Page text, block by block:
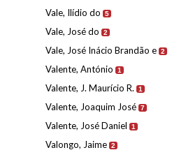
Vale, Ilídio do 5
Vale, José do 2
Vale, José Inácio Brandão e 2
Valente, António 1
Valente, J. Maurício R. 1
Valente, Joaquim José 7
Valente, José Daniel 1
Valongo, Jaime 2